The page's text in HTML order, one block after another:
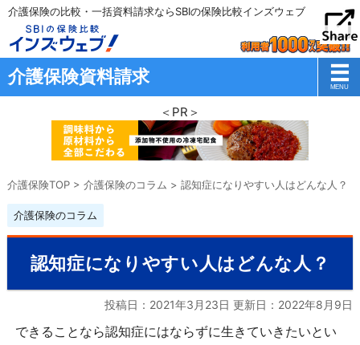
介護保険の比較・一括資料請求ならSBIの保険比較インズウェブ
介護保険資料請求
＜PR＞
介護保険TOP> 介護保険のコラム > 認知症になりやすい人はどんな人？
介護保険のコラム
認知症になりやすい人はどんな人？
投稿日：2021年3月23日 更新日： 2022年8月9日
できることなら認知症にはならずに生きていきたいとい